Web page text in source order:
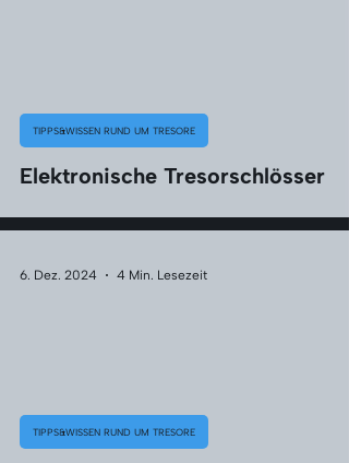
Elektronische Tresorschlösser
TIPPS&WISSEN RUND UM TRESORE
TIPPS&WISSEN RUND UM TRESORE
6. Dez. 2024 4 Min. Lesezeit